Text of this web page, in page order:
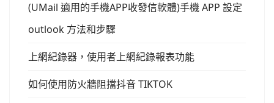
(UMail 適用的手機APP收發信軟體)手機 APP 設定
outlook 方法和步驟
上網紀錄器，使用者上網紀錄報表功能
如何使用防火牆阻擋抖音 TIKTOK